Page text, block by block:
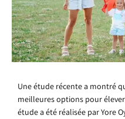
Une étude récente a montré
meilleures options pour
étude a été réalisée par Yore